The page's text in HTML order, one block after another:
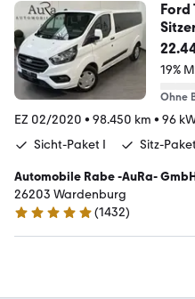
Ford
19%
Ohne
EZ 02/2020 • 98.450 km • 96
Sicht-Paket I
Sitz-
Automobile Rabe -AuRa-
26203 Wardenburg
4.9 Sterne
(1432)